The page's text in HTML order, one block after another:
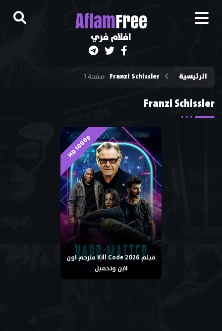
AflamFree
افلام فري
الرئيسية Franzi Schissler صفحة 1
Franzi Schissler
HD 1080p
فيلم Kill Code 2026 مترجم اون
لاين وتحميل